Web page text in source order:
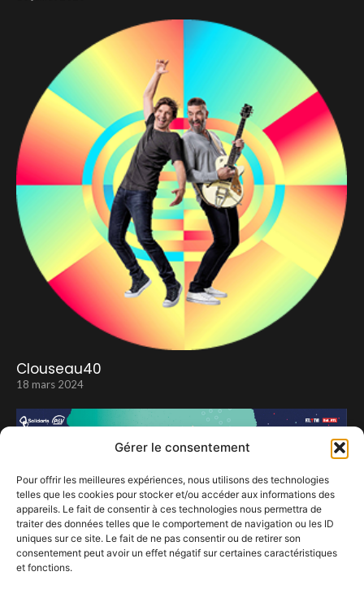
Gérer le consentement
Pour offrir les meilleures expériences, nous utilisons des technologies
telles que les cookies pour stocker et/ou accéder aux informations des
appareils. Le fait de consentir à ces technologies nous permettra de
traiter des données telles que le comportement de navigation ou les ID
uniques sur ce site. Le fait de ne pas consentir ou de retirer son
consentement peut avoir un effet négatif sur certaines caractéristiques
et fonctions.
Clouseau40
18 mars 2024